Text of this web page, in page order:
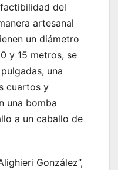
del
artesanal
un diámetro
y 15 metros, se
una
cuartos y
una bomba
a un caballo de
González”,